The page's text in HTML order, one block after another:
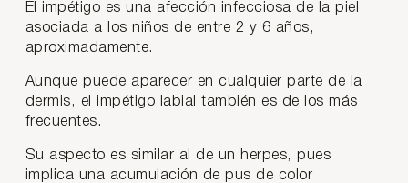
El impétigo es una afección infecciosa de la piel
asociada a los niños de entre 2 y 6 años,
aproximadamente.
Aunque puede aparecer en cualquier parte de la
dermis, el impétigo labial también es de los más
frecuentes.
Su aspecto es similar al de un herpes, pues
implica una acumulación de pus de color